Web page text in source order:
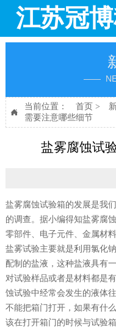
江苏冠
——

当前位置： 首页 >
需要注意哪些细节
盐雾腐蚀试
盐雾腐蚀试验箱的发展是我
的调查。据小编得知盐雾腐
零部件、电子元件、金属材
盐雾试验主要就是利用氯化
配制的盐液，这种盐液具有
对试验样品或者是材料都是
蚀试验中经常会发生的液体
不能把箱门打开，如果有什
该在打开箱门的时候与试验